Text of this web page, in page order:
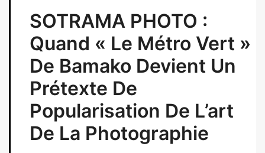
SOTRAMA PHOTO :
Quand « Le Métro Vert »
De Bamako Devient Un
Prétexte De
Popularisation De L’art
De La Photographie